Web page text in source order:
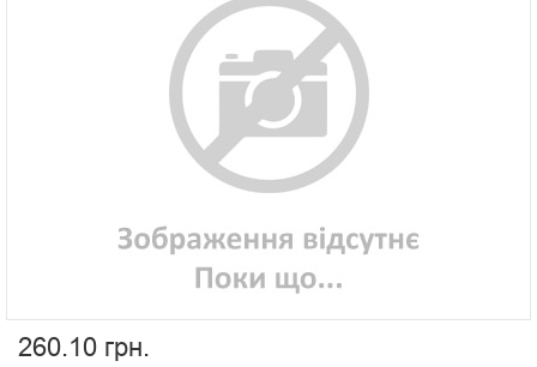
260.10 грн.